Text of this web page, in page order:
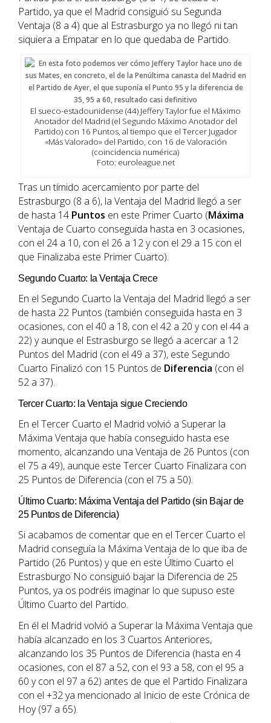
Partido, ya que el Madrid consiguió su Segunda
Ventaja (8 a 4) que al Estrasburgo ya no llegó ni tan
siquiera a Empatar en lo que quedaba de Partido.
El sueco-estadounidense (44) Jeffery Taylor fue el Máximo
Anotador del Madrid (el Segundo Máximo Anotador del
Partido) con 16 Puntos, al tiempo que el Tercer Jugador
«Más Valorado» del Partido, con 16 de Valoración
(coincidencia numérica)
Foto: euroleague.net
Tras un tímido acercamiento por parte del
Estrasburgo (8 a 6), la Ventaja del Madrid llegó a ser
de hasta 14 Puntos en este Primer Cuarto (Máxima
Ventaja de Cuarto conseguida hasta en 3 ocasiones,
con el 24 a 10, con el 26 a 12 y con el 29 a 15 con el
que Finalizaba este Primer Cuarto).
Segundo Cuarto: la Ventaja Crece
En el Segundo Cuarto la Ventaja del Madrid llegó a ser
de hasta 22 Puntos (también conseguida hasta en 3
ocasiones, con el 40 a 18, con el 42 a 20 y con el 44 a
22) y aunque el Estrasburgo se llegó a acercar a 12
Puntos del Madrid (con el 49 a 37), este Segundo
Cuarto Finalizó con 15 Puntos de Diferencia (con el
52 a 37).
Tercer Cuarto: la Ventaja sigue Creciendo
En el Tercer Cuarto el Madrid volvió a Superar la
Máxima Ventaja que había conseguido hasta ese
momento, alcanzando una Ventaja de 26 Puntos (con
el 75 a 49), aunque este Tercer Cuarto Finalizara con
25 Puntos de Diferencia (con el 75 a 50).
Último Cuarto: Máxima Ventaja del Partido (sin Bajar de
25 Puntos de Diferencia)
Si acabamos de comentar que en el Tercer Cuarto el
Madrid conseguía la Máxima Ventaja de lo que iba de
Partido (26 Puntos) y que en este Último Cuarto el
Estrasburgo No consiguió bajar la Diferencia de 25
Puntos, ya os podréis imaginar lo que supuso este
Último Cuarto del Partido.
En él el Madrid volvió a Superar la Máxima Ventaja que
había alcanzado en los 3 Cuartos Anteriores,
alcanzando los 35 Puntos de Diferencia (hasta en 4
ocasiones, con el 87 a 52, con el 93 a 58, con el 95 a
60 y con el 97 a 62) antes de que el Partido Finalizara
con el +32 ya mencionado al Inicio de este Crónica de
Hoy (97 a 65).